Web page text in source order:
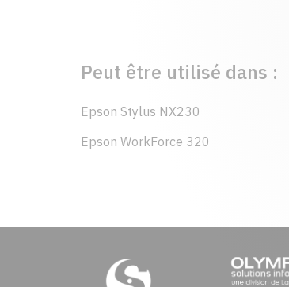
Peut être utilisé dans :
Epson Stylus NX230
Epson WorkForce 320